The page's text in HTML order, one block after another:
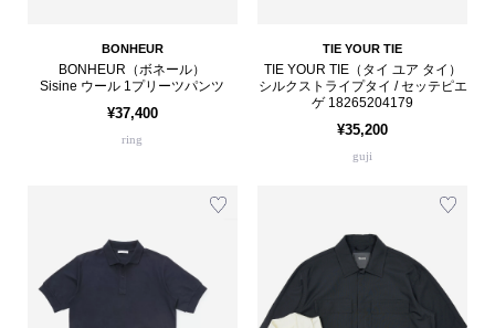
BONHEUR
BONHEUR（ボネール）
Sisine ウール 1プリーツパンツ
¥37,400
ring
TIE YOUR TIE
TIE YOUR TIE（タイ ユア タイ）
シルクストライプタイ / セッテピエ
ゲ 18265204179
¥35,200
guji